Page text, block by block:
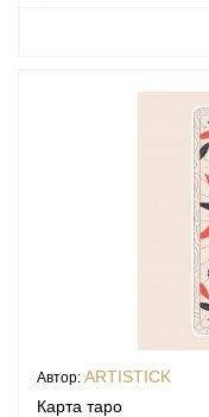
Автор: ARTISTICK
Карта таро